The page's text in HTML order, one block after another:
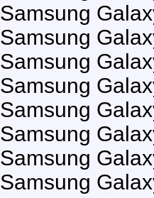
Samsung
Samsung
Samsung
Samsung
Samsung
Samsung
Samsung
Samsung